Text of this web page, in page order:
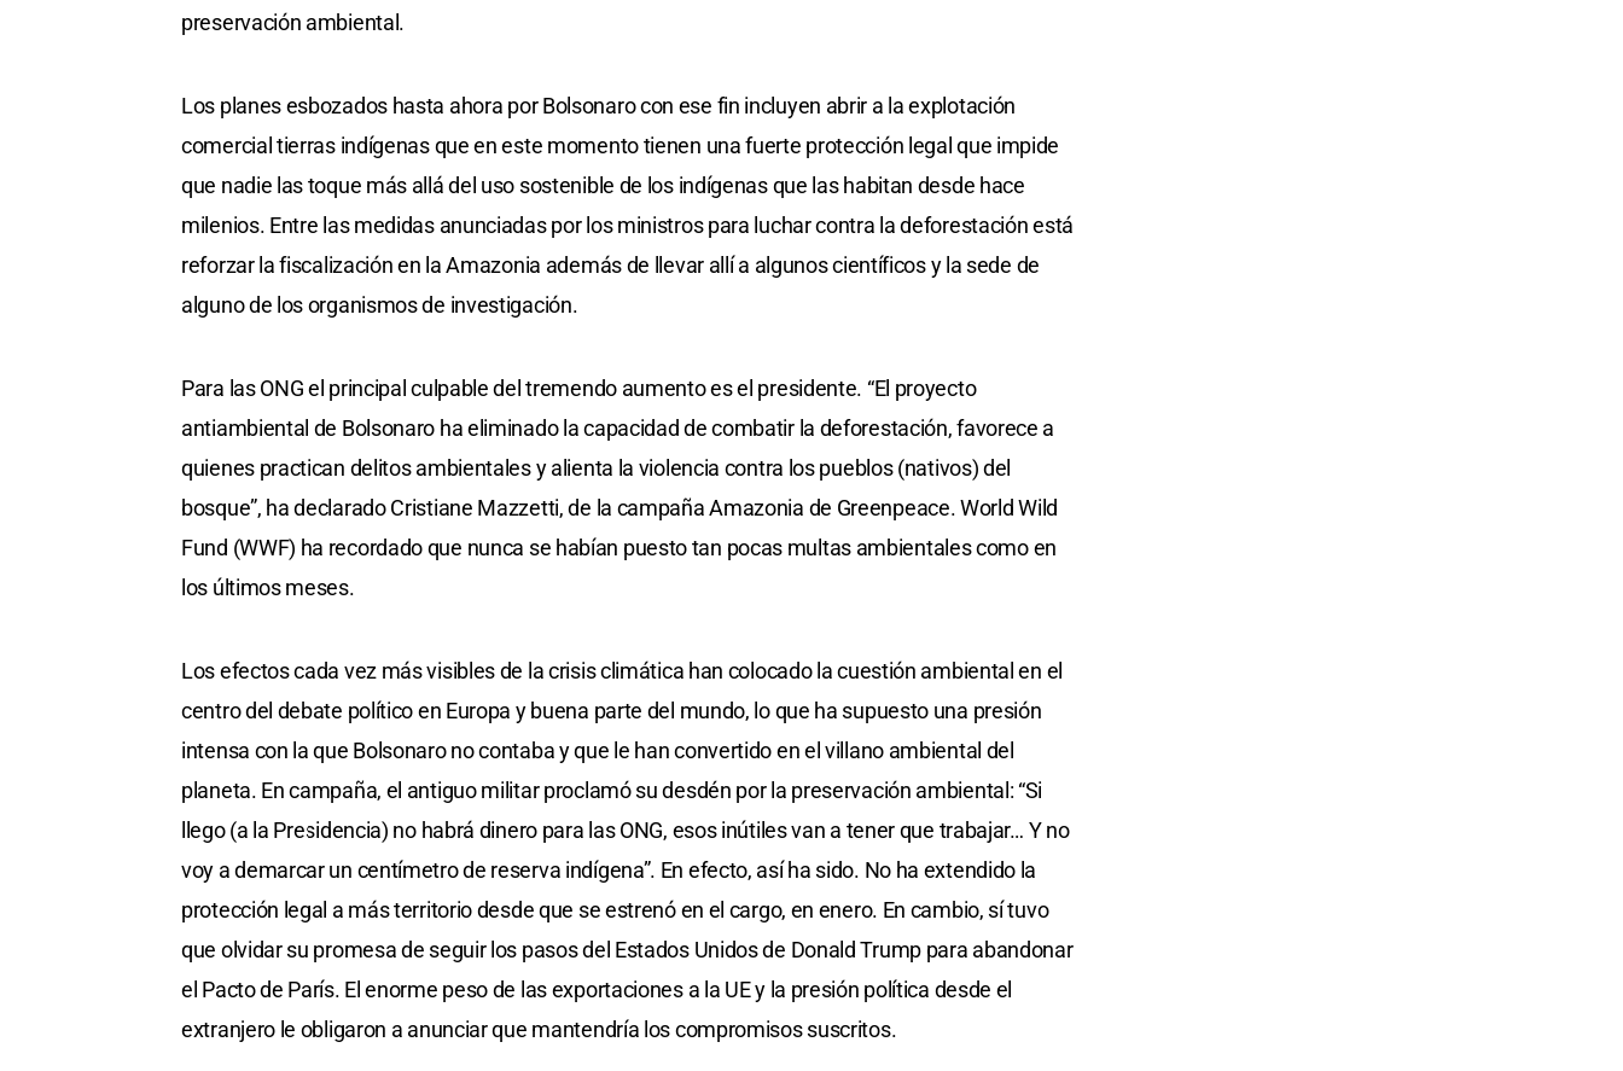
preservación ambiental.
Los planes esbozados hasta ahora por Bolsonaro con ese fin incluyen abrir a la explotación
comercial tierras indígenas que en este momento tienen una fuerte protección legal que impide
que nadie las toque más allá del uso sostenible de los indígenas que las habitan desde hace
milenios. Entre las medidas anunciadas por los ministros para luchar contra la deforestación está
reforzar la fiscalización en la Amazonia además de llevar allí a algunos científicos y la sede de
alguno de los organismos de investigación.
Para las ONG el principal culpable del tremendo aumento es el presidente. “El proyecto
antiambiental de Bolsonaro ha eliminado la capacidad de combatir la deforestación, favorece a
quienes practican delitos ambientales y alienta la violencia contra los pueblos (nativos) del
bosque”, ha declarado Cristiane Mazzetti, de la campaña Amazonia de Greenpeace. World Wild
Fund (WWF) ha recordado que nunca se habían puesto tan pocas multas ambientales como en
los últimos meses.
Los efectos cada vez más visibles de la crisis climática han colocado la cuestión ambiental en el
centro del debate político en Europa y buena parte del mundo, lo que ha supuesto una presión
intensa con la que Bolsonaro no contaba y que le han convertido en el villano ambiental del
planeta. En campaña, el antiguo militar proclamó su desdén por la preservación ambiental: “Si
llego (a la Presidencia) no habrá dinero para las ONG, esos inútiles van a tener que trabajar… Y no
voy a demarcar un centímetro de reserva indígena”. En efecto, así ha sido. No ha extendido la
protección legal a más territorio desde que se estrenó en el cargo, en enero. En cambio, sí tuvo
que olvidar su promesa de seguir los pasos del Estados Unidos de Donald Trump para abandonar
el Pacto de París. El enorme peso de las exportaciones a la UE y la presión política desde el
extranjero le obligaron a anunciar que mantendría los compromisos suscritos.